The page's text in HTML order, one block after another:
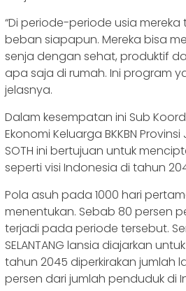
“Di periode-periode usia
beban siapapun. Mereka bisa
senja dengan sehat, produktif
apa saja di rumah. Ini program
jelasnya.
Dalam kesempatan ini Sub
Ekonomi Keluarga BKKBN
SOTH ini bertujuan untuk
seperti visi Indonesia di tahun
Pola asuh pada 1000 hari
menentukan. Sebab 80 persen
terjadi pada periode tersebut.
SELANTANG lansia diajarkan
tahun 2045 diperkirakan jumlah
persen dari jumlah penduduk di